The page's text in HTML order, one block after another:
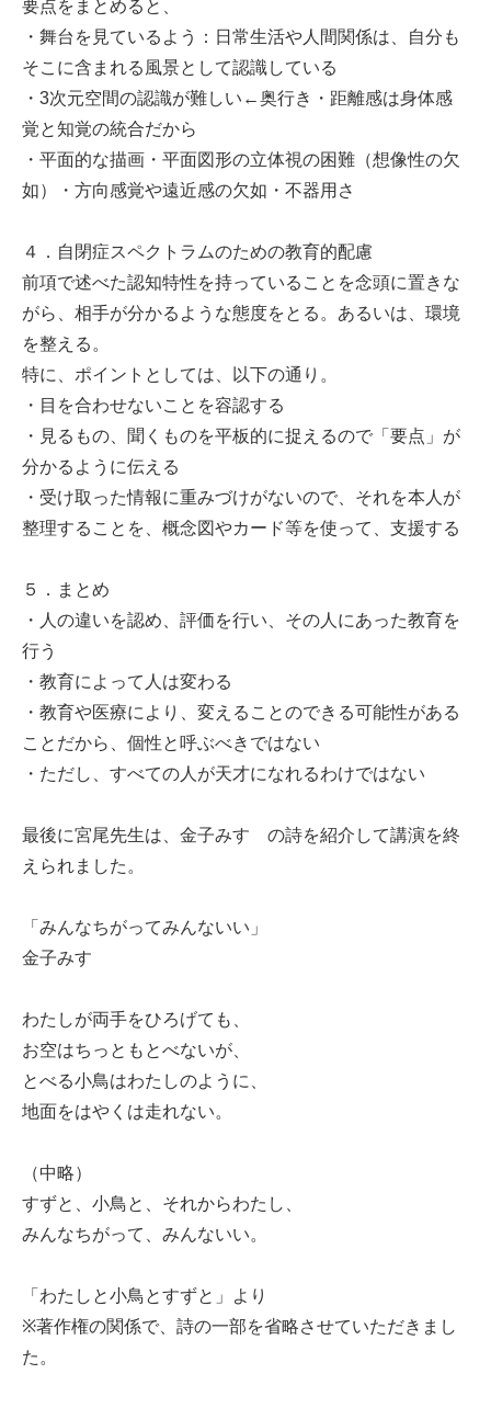
要点をまとめると、
・舞台を見ているよう：日常生活や人間関係は、自分も
そこに含まれる風景として認識している
・3次元空間の認識が難しい←奥行き・距離感は身体感
覚と知覚の統合だから
・平面的な描画・平面図形の立体視の困難（想像性の欠
如）・方向感覚や遠近感の欠如・不器用さ
４．自閉症スペクトラムのための教育的配慮
前項で述べた認知特性を持っていることを念頭に置きな
がら、相手が分かるような態度をとる。あるいは、環境
を整える。
特に、ポイントとしては、以下の通り。
・目を合わせないことを容認する
・見るもの、聞くものを平板的に捉えるので「要点」が
分かるように伝える
・受け取った情報に重みづけがないので、それを本人が
整理することを、概念図やカード等を使って、支援する
５．まとめ
・人の違いを認め、評価を行い、その人にあった教育を
行う
・教育によって人は変わる
・教育や医療により、変えることのできる可能性がある
ことだから、個性と呼ぶべきではない
・ただし、すべての人が天才になれるわけではない
最後に宮尾先生は、金子みすゞの詩を紹介して講演を終
えられました。
「みんなちがってみんないい」
金子みすゞ
わたしが両手をひろげても、
お空はちっともとべないが、
とべる小鳥はわたしのように、
地面をはやくは走れない。
（中略）
すずと、小鳥と、それからわたし、
みんなちがって、みんないい。
「わたしと小鳥とすずと」より
※著作権の関係で、詩の一部を省略させていただきまし
た。